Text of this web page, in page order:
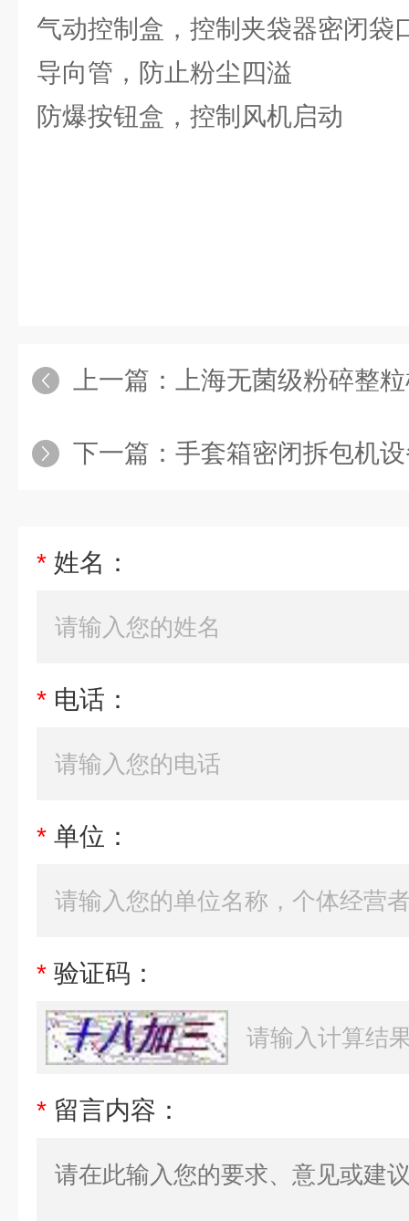
气动控制盒，控制夹袋器密闭袋
导向管，防止粉尘四溢
防爆按钮盒，控制风机启动
上一篇： 上海无菌级粉碎整
下一篇： 手套箱密闭拆包机
* 姓名：
* 电话：
* 单位：
* 验证码：
* 留言内容：